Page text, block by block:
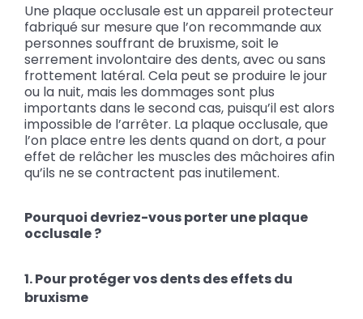
Une plaque occlusale est un appareil protecteur
fabriqué sur mesure que l’on recommande aux
personnes souffrant de bruxisme, soit le
serrement involontaire des dents, avec ou sans
frottement latéral. Cela peut se produire le jour
ou la nuit, mais les dommages sont plus
importants dans le second cas, puisqu’il est alors
impossible de l’arrêter. La plaque occlusale, que
l’on place entre les dents quand on dort, a pour
effet de relâcher les muscles des mâchoires afin
qu’ils ne se contractent pas inutilement.
Pourquoi devriez-vous porter une plaque
occlusale ?
1. Pour protéger vos dents des effets du
bruxisme